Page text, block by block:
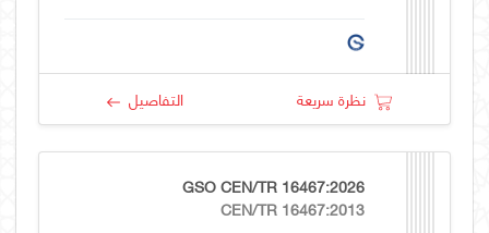
نظرة سريعة التفاصيل
GSO CEN/TR 16467:2026
CEN/TR 16467:2013